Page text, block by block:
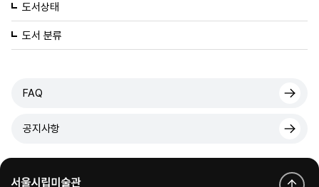
도서상태
도서 분류
FAQ
공지사항